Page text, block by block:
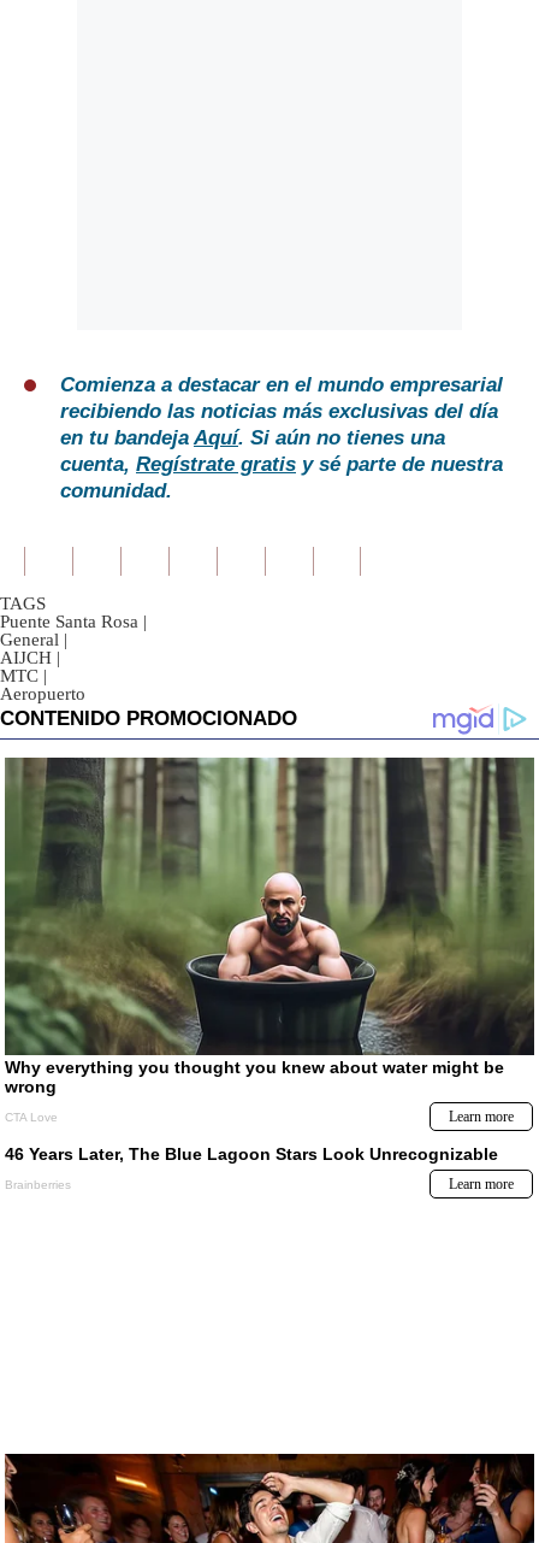
Comienza a destacar en el mundo empresarial
recibiendo las noticias más exclusivas del día
en tu bandejaAquí. Si aún no tienes una
cuenta, Regístrate gratis y sé parte de nuestra
comunidad.
TAGS
Puente Santa Rosa |
General |
AIJCH |
MTC |
Aeropuerto